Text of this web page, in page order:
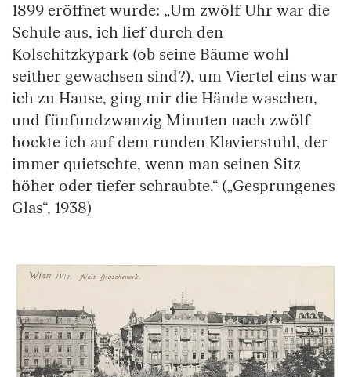
1899 eröffnet wurde: „Um zwölf Uhr war die
Schule aus, ich lief durch den
Kolschitzkypark (ob seine Bäume wohl
seither gewachsen sind?), um Viertel eins war
ich zu Hause, ging mir die Hände waschen,
und fünfundzwanzig Minuten nach zwölf
hockte ich auf dem runden Klavierstuhl, der
immer quietschte, wenn man seinen Sitz
höher oder tiefer schraubte.“ („Gesprungenes
Glas“, 1938)